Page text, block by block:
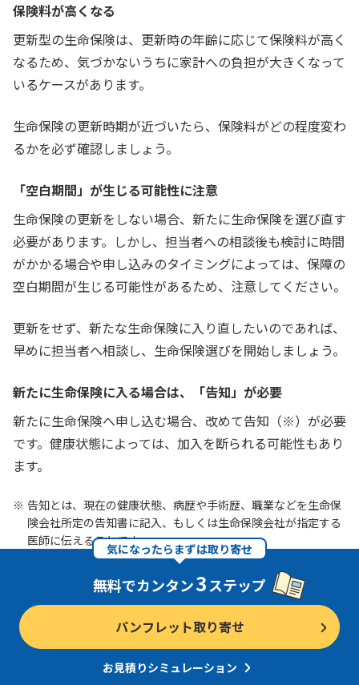
保険料が高くなる
更新型の生命保険は、更新時の年齢に応じて保険料が高く
なるため、気づかないうちに家計への負担が大きくなって
いるケースがあります。
生命保険の更新時期が近づいたら、保険料がどの程度変わ
るかを必ず確認しましょう。
「空白期間」が生じる可能性に注意
生命保険の更新をしない場合、新たに生命保険を選び直す
必要があります。しかし、担当者への相談後も検討に時間
がかかる場合や申し込みのタイミングによっては、保障の
空白期間が生じる可能性があるため、注意してください。
更新をせず、新たな生命保険に入り直したいのであれば、
早めに担当者へ相談し、生命保険選びを開始しましょう。
新たに生命保険に入る場合は、「告知」が必要
新たに生命保険へ申し込む場合、改めて告知（※）が必要
です。健康状態によっては、加入を断られる可能性もあり
ます。
告知とは、現在の健康状態、病歴や手術歴、職業などを生命保
険会社所定の告知書に記入、もしくは生命保険会社が指定する
医師に伝えることです。
気になったらまずは取り寄せ
無料でカンタン3ステップ
パンフレット取り寄せ
お見積りシミュレーション